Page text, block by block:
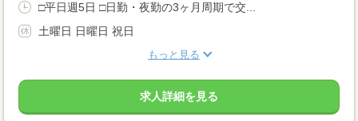
□平日週5日 □日勤・夜勤の3ヶ月周期で交...
土曜日 日曜日 祝日
もっと見る
求人詳細を見る